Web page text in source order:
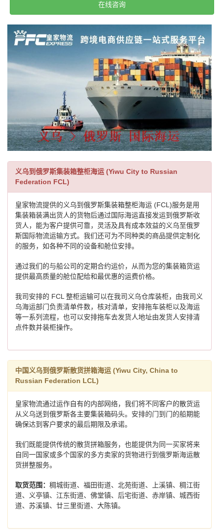
在线咨询
义乌到俄罗斯集装箱整柜海运 (Yiwu City to Russian
Federation FCL)
皇家物流提供的义乌到俄罗斯集装箱整柜海运 (FCL)服务是用
集装箱装满出货人的货物后通过国际海运直接发运到俄罗斯收
货人，能为客户提供可靠，灵活及具有成本效益的义乌至俄罗
斯国际物流运输方式。我们还可为不同种类的商品提供定制化
的服务，如各种不同的设备和舱位安排。
通过我们的与船公司的定期合约运价，从而为您的集装箱货运
提供最高质量的舱位配给和最优惠的运费价格。
我司安排的 FCL 整柜运输可以在我司义乌仓库装柜，由我司义
乌海运部门负责清单件数，核对清单，安排拖车装柜以及海运
等一系列流程，也可以安排拖车去发货人地址由发货人安排清
点件数并装柜操作。
中国义乌到俄罗斯散货拼箱海运 (Yiwu City, China to
Russian Federation LCL)
皇家物流通过运作自有的内部网络，我们将不同客户的散货运
从义乌送到俄罗斯各主要集装箱码头。安排的门到门的船期能
确保达到客户要求的最后期限及承诺。
我们既能提供传统的散货拼箱服务，也能提供为同一买家将来
自同一国家或多个国家的多方卖家的货物进行到俄罗斯海运散
货拼整服务。
取货范围： 稠城街道、福田街道、北苑街道、上溪镇、稠江街
道、义亭镇、江东街道、佛堂镇、后宅街道、赤岸镇、城西街
道、苏溪镇、廿三里街道、大陈镇。